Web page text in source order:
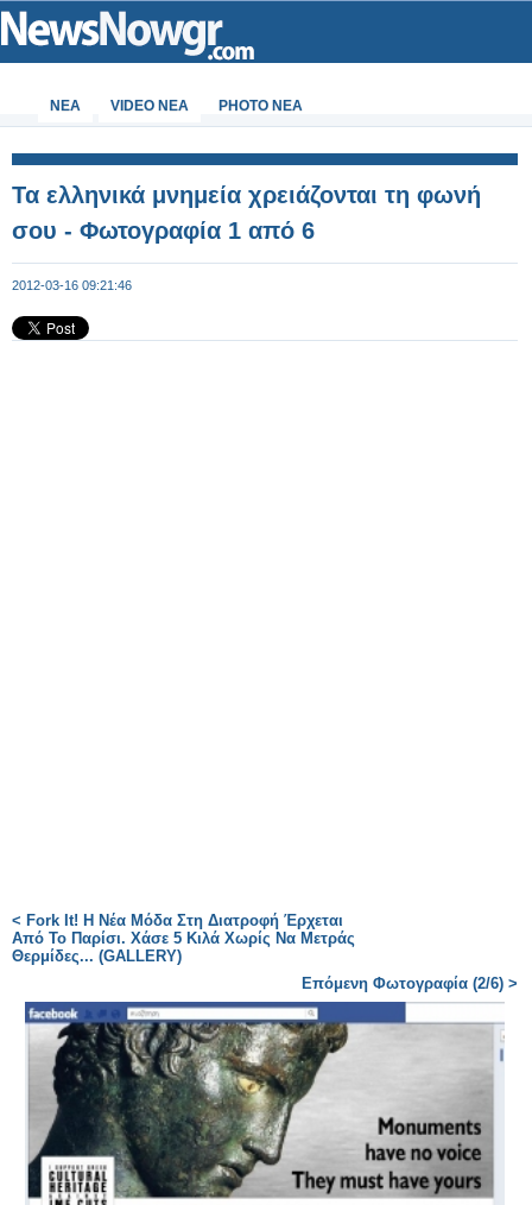
ΝΕΑ VIDEO NEA PHOTO NEA
Τα ελληνικά μνημεία χρειάζονται τη φωνή
σου - Φωτογραφία 1 από 6
2012-03-16 09:21:46
< Fork It! Η Νέα Μόδα Στη Διατροφή Έρχεται
Από Το Παρίσι. Χάσε 5 Κιλά Χωρίς Να Μετράς
Θερμίδες... (GALLERY)
Επόμενη Φωτογραφία (2/6) >